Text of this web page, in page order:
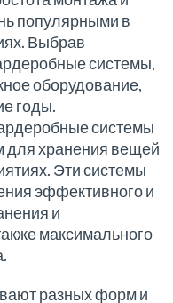
популярными в
Выбрав
системы,
оборудование,
годы.
системы
хранения вещей
Эти системы
эффективного и
и
максимального
разных форм и